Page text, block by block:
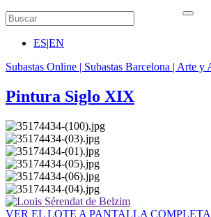
ES|EN
Subastas Online | Subastas Barcelona | Arte y
Pintura Siglo XIX
VER EL LOTE A PANTALLA COMPLETA